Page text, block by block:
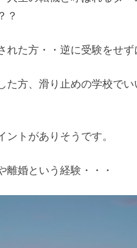
？
た方・・逆に受験をせず
た方、滑り止めの学校で
トがありそうです。
婚という経験・・・